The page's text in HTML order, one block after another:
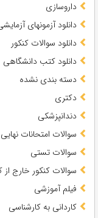
داروسازی
دانلود آزمونهای
دانلود سوالات کنکور
دانلود کتب دانشگاهی
دسته بندی نشده
دکتری
دندانپزشکی
سوالات امتحانات نهایی
سوالات تستی
سوالات کنکور خارج از
فیلم آموزشی
کاردانی به کارشناسی